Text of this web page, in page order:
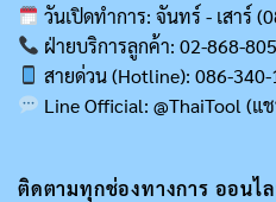
วันเปิดทำการ: จันทร์ - เสาร์
ฝ่ายบริการลูกค้า: 02-868-
สายด่วน (Hotline): 086-
Line Official: @ThaiTool (
ติดตามทุกช่องทางการ ออนไล